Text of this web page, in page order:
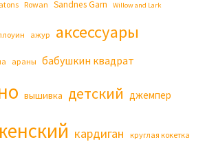
Rowan Sandnes Garn Willow and Lark
ажур аксессуары
араны бабушкин квадрат
вышивка детский джемпер
кардиган круглая кокетка